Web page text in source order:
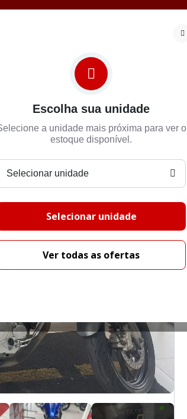
Escolha sua unidade
a unidade mais próxima para ver o
estoque disponível.
Selecionar unidade
Selecionar unidade
Ver todas as ofertas